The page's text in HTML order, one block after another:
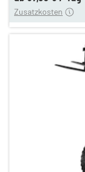
Zusatzkosten